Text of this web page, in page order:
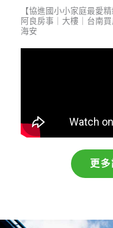
【協進國小小家庭最愛
阿良房事｜大樓｜台南
海安
更